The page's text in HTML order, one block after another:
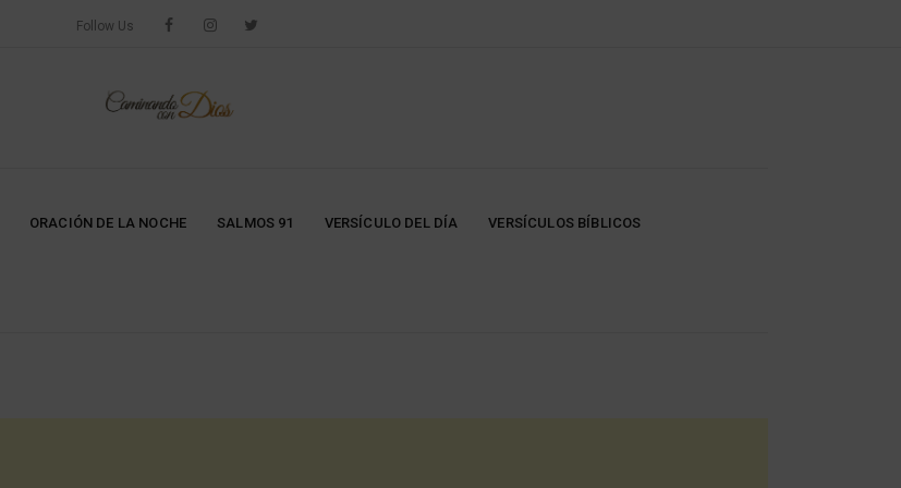
Follow Us
ORACIÓN DE LA NOCHE SALMOS 91 VERSÍCULO DEL DÍA VERSÍCULOS BÍBLICOS